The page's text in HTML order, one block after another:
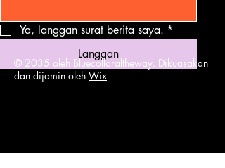
Ya, langgan surat berita saya. *
Langgan
© 2035 oleh Bluecollaraltheway. Dikuasakan
dan dijamin oleh Wix